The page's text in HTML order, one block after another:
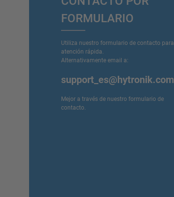
FORMULARIO
Utiliza nuestro formulario de contacto para
atención rápida.
Alternativamente email a:
support_es@hytronik.com
Mejor a través de nuestro formulario de
contacto.